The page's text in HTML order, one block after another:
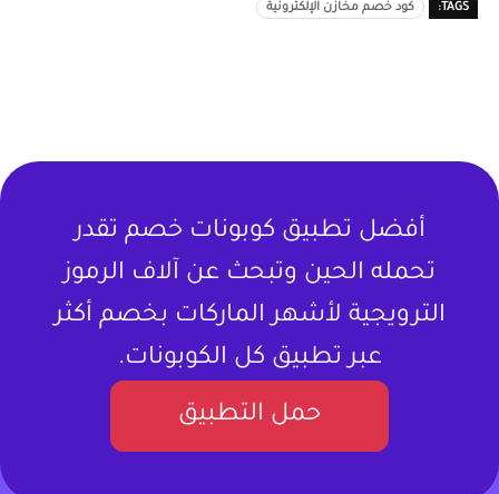
TAGS: كود خصم مخازن الإلكترونية
أفضل تطبيق كوبونات خصم تقدر
تحمله الحين وتبحث عن آلاف الرموز
الترويجية لأشهر الماركات بخصم أكثر
عبر تطبيق كل الكوبونات.
حمل التطبيق